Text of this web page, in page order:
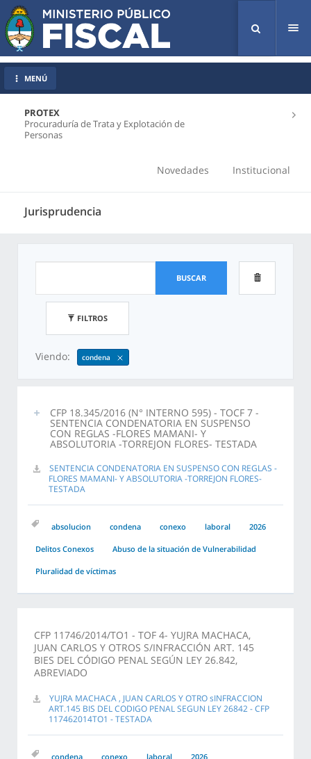
PROTEX
Procuraduría de Trata y Explotación de
Personas
Novedades Institucional
Jurisprudencia
MENÚ
BUSCAR
FILTROS
Viendo: condena
CFP 18.345/2016 (N° INTERNO 595) - TOCF 7 -
SENTENCIA CONDENATORIA EN SUSPENSO
CON REGLAS -FLORES MAMANI- Y
ABSOLUTORIA -TORREJON FLORES- TESTADA
SENTENCIA CONDENATORIA EN SUSPENSO CON REGLAS -
FLORES MAMANI- Y ABSOLUTORIA -TORREJON FLORES-
TESTADA
absolucion condena conexo laboral 2026
Delitos Conexos Abuso de la situación de Vulnerabilidad
Pluralidad de víctimas
CFP 11746/2014/TO1 - TOF 4- YUJRA MACHACA,
JUAN CARLOS Y OTROS S/INFRACCIÓN ART. 145
BIES DEL CÓDIGO PENAL SEGÚN LEY 26.842,
ABREVIADO
YUJRA MACHACA , JUAN CARLOS Y OTRO sINFRACCION
ART.145 BIS DEL CODIGO PENAL SEGUN LEY 26842 - CFP
117462014TO1 - TESTADA
condena conexo laboral 2026